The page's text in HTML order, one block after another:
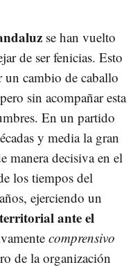
se han vuelto
de ser fenicias. Esto
un cambio de caballo
sin acompañar esta
En un partido
y media la gran
manera decisiva en el
los tiempos del
ejerciendo un
ante el
comprensivo
de la organización